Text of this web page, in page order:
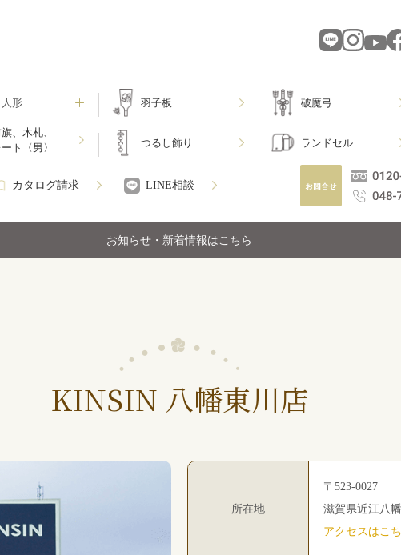
形 羽子板 破魔弓
、木札、
ト〈男〉
つるし飾り ランドセル
カタログ請求 LINE相談
お知らせ・新着情報はこちら
KINSIN 八幡東川店
所在地
〒523-0027
滋賀県近江八
アクセスはこ